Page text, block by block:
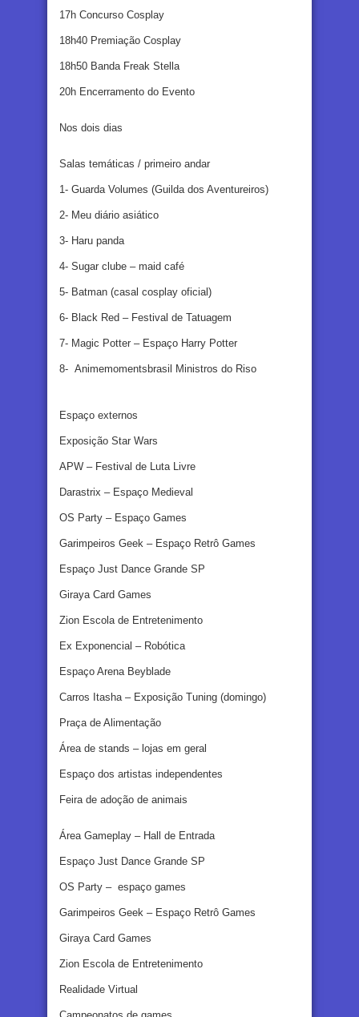
17h Concurso Cosplay
18h40 Premiação Cosplay
18h50 Banda Freak Stella
20h Encerramento do Evento
Nos dois dias
Salas temáticas / primeiro andar
1- Guarda Volumes (Guilda dos Aventureiros)
2- Meu diário asiático
3- Haru panda
4- Sugar clube – maid café
5- Batman (casal cosplay oficial)
6- Black Red – Festival de Tatuagem
7- Magic Potter – Espaço Harry Potter
8- Animemomentsbrasil Ministros do Riso
Espaço externos
Exposição Star Wars
APW – Festival de Luta Livre
Darastrix – Espaço Medieval
OS Party – Espaço Games
Garimpeiros Geek – Espaço Retrô Games
Espaço Just Dance Grande SP
Giraya Card Games
Zion Escola de Entretenimento
Ex Exponencial – Robótica
Espaço Arena Beyblade
Carros Itasha – Exposição Tuning (domingo)
Praça de Alimentação
Área de stands – lojas em geral
Espaço dos artistas independentes
Feira de adoção de animais
Área Gameplay – Hall de Entrada
Espaço Just Dance Grande SP
OS Party – espaço games
Garimpeiros Geek – Espaço Retrô Games
Giraya Card Games
Zion Escola de Entretenimento
Realidade Virtual